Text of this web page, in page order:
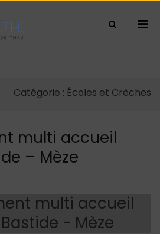
Show
Catégorie : Écoles et Crèches
multi accueil
– Mèze
multi accueil
- Mèze